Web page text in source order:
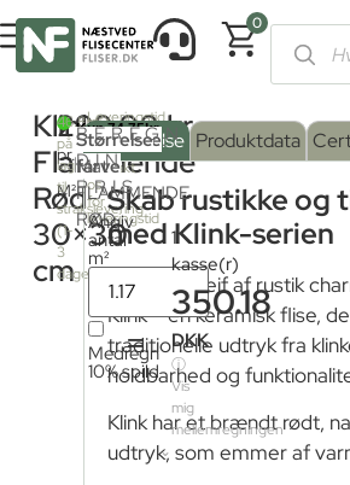
0
Forside/Shop/Fliser og klinker
Klink
Flammende
Rød
30×30
cm
299,00kr.
pr.
M²
46.8m2
på
lager
til
strakslevering
(1-
3
dage)
Leveringstid
fra
fjernlager:
Kontakt
os
for
leveringstid
Serie
farve:
FLAMMENDE
RØD
Overflade:
Mat
Mat
Størrelse
BEREGN
DIN
PRIS
Angiv
antal
m²
Medregn
10% spild
=
1
kasse(r)
350.18
DKK
ⓘ
Vis
mig
mellemregningen
Beskrivelse Produktdata
Skab rustikke og
med Klink-serien
Tilfør et strejf af rustik
Klink – en keramisk flise,
traditionelle udtryk fra
holdbarhed og
Klink har et brændt rødt,
udtryk, som emmer af